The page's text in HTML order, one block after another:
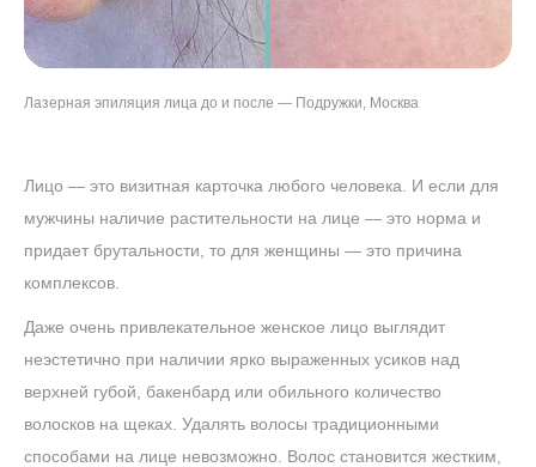
Лазерная эпиляция лица до и после — Подружки, Москва
Лицо — это визитная карточка любого человека. И если для
мужчины наличие растительности на лице — это норма и
придает брутальности, то для женщины — это причина
комплексов.
Даже очень привлекательное женское лицо выглядит
неэстетично при наличии ярко выраженных усиков над
верхней губой, бакенбард или обильного количество
волосков на щеках. Удалять волосы традиционными
способами на лице невозможно. Волос становится жестким,